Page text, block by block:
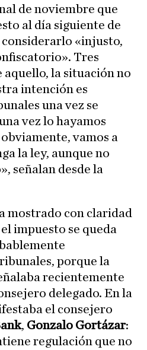
de noviembre que
al día siguiente de
«injusto,
Tres
aquello, la situación no
intención es
una vez se
vez lo hayamos
vamos a
la ley, aunque no
señalan desde la
mostrado con claridad
impuesto se queda
porque la
recientemente
delegado. En la
el consejero
, Gonzalo Gortázar:
regulación que no